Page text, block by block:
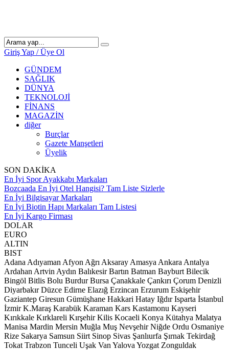
Giriş Yap / Üye Ol
GÜNDEM
SAĞLIK
DÜNYA
TEKNOLOJİ
FİNANS
MAGAZİN
diğer
Burçlar
Gazete Manşetleri
Üyelik
SON DAKİKA
En İyi Spor Ayakkabı Markaları
Bozcaada En İyi Otel Hangisi? Tam Liste Sizlerle
En İyi Bilgisayar Markaları
En İyi Biotin Hapı Markaları Tam Listesi
En İyi Kargo Firması
DOLAR
EURO
ALTIN
BIST
Adana Adıyaman Afyon Ağrı Aksaray Amasya Ankara Antalya
Ardahan Artvin Aydın Balıkesir Bartın Batman Bayburt Bilecik
Bingöl Bitlis Bolu Burdur Bursa Çanakkale Çankırı Çorum Denizli
Diyarbakır Düzce Edirne Elazığ Erzincan Erzurum Eskişehir
Gaziantep Giresun Gümüşhane Hakkari Hatay Iğdır Isparta İstanbul
İzmir K.Maraş Karabük Karaman Kars Kastamonu Kayseri
Kırıkkale Kırklareli Kırşehir Kilis Kocaeli Konya Kütahya Malatya
Manisa Mardin Mersin Muğla Muş Nevşehir Niğde Ordu Osmaniye
Rize Sakarya Samsun Siirt Sinop Sivas Şanlıurfa Şırnak Tekirdağ
Tokat Trabzon Tunceli Uşak Van Yalova Yozgat Zonguldak